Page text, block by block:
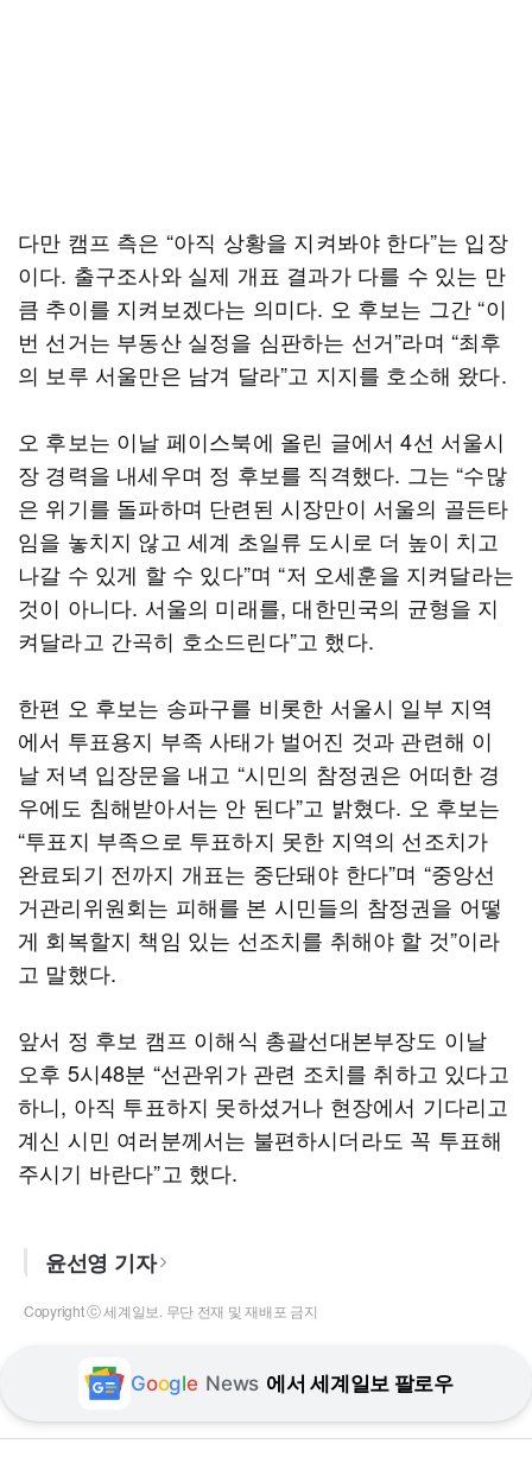
다만 캠프 측은 “아직 상황을 지켜봐야 한다”는 입장
이다. 출구조사와 실제 개표 결과가 다를 수 있는 만
큼 추이를 지켜보겠다는 의미다. 오 후보는 그간 “이
번 선거는 부동산 실정을 심판하는 선거”라며 “최후
의 보루 서울만은 남겨 달라”고 지지를 호소해 왔다.
오 후보는 이날 페이스북에 올린 글에서 4선 서울시
장 경력을 내세우며 정 후보를 직격했다. 그는 “수많
은 위기를 돌파하며 단련된 시장만이 서울의 골든타
임을 놓치지 않고 세계 초일류 도시로 더 높이 치고
나갈 수 있게 할 수 있다”며 “저 오세훈을 지켜달라는
것이 아니다. 서울의 미래를, 대한민국의 균형을 지
켜달라고 간곡히 호소드린다”고 했다.
한편 오 후보는 송파구를 비롯한 서울시 일부 지역
에서 투표용지 부족 사태가 벌어진 것과 관련해 이
날 저녁 입장문을 내고 “시민의 참정권은 어떠한 경
우에도 침해받아서는 안 된다”고 밝혔다. 오 후보는
“투표지 부족으로 투표하지 못한 지역의 선조치가
완료되기 전까지 개표는 중단돼야 한다”며 “중앙선
거관리위원회는 피해를 본 시민들의 참정권을 어떻
게 회복할지 책임 있는 선조치를 취해야 할 것”이라
고 말했다.
앞서 정 후보 캠프 이해식 총괄선대본부장도 이날
오후 5시48분 “선관위가 관련 조치를 취하고 있다고
하니, 아직 투표하지 못하셨거나 현장에서 기다리고
계신 시민 여러분께서는 불편하시더라도 꼭 투표해
주시기 바란다”고 했다.
윤선영 기자
Copyright ⓒ 세계일보. 무단 전재 및 재배포 금지
Google News 에서 세계일보 팔로우